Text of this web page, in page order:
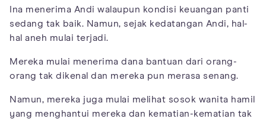
Ina menerima Andi walaupun kondisi keuangan panti
sedang tak baik. Namun, sejak kedatangan Andi, hal-
hal aneh mulai terjadi.
Mereka mulai menerima dana bantuan dari orang-
orang tak dikenal dan mereka pun merasa senang.
Namun, mereka juga mulai melihat sosok wanita hamil
yang menghantui mereka dan kematian-kematian tak